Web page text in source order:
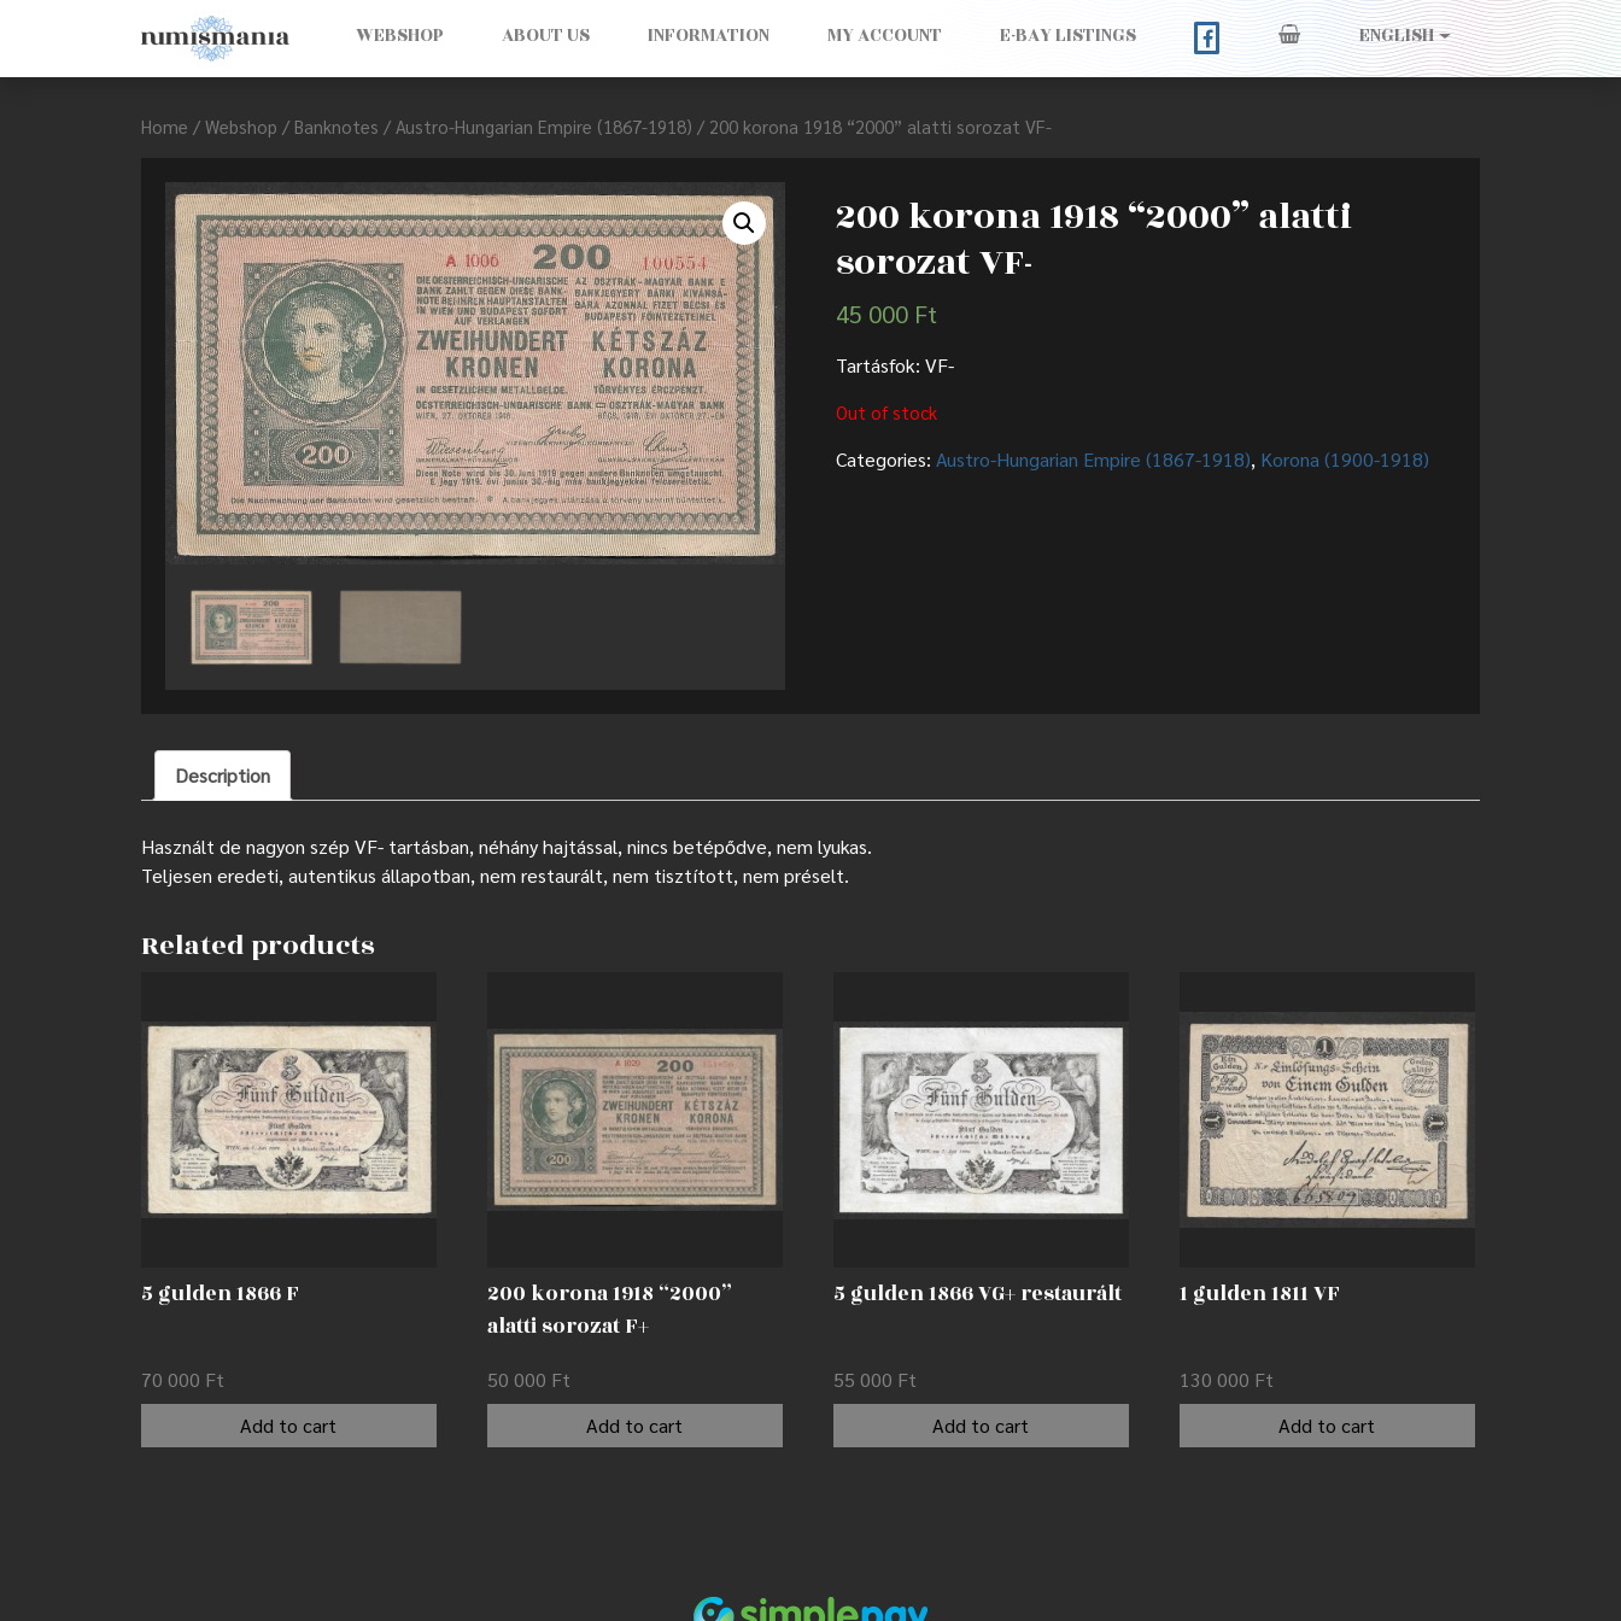
WEBSHOP ABOUT US INFORMATION MY ACCOUNT E-BAY LISTINGS ENGLISH
Home / Webshop / Banknotes / Austro-Hungarian Empire (1867-1918) / 200 korona 1918 “2000” alatti sorozat VF-
200 korona 1918 “2000” alatti
sorozat VF-
45 000 Ft
Tartásfok: VF-
Out of stock
Categories:Austro-Hungarian Empire (1867-1918), Korona (1900-1918)
Description
Használt de nagyon szép VF- tartásban, néhány hajtással, nincs betépődve, nem lyukas.
Teljesen eredeti, autentikus állapotban, nem restaurált, nem tisztított, nem préselt.
Related products
5 gulden 1866 F
70 000 Ft
Add to cart
200 korona 1918 “2000”
alatti sorozat F+
50 000 Ft
Add to cart
5 gulden 1866 VG+ restaurált
55 000 Ft
Add to cart
1 gulden 1811 VF
130 000 Ft
Add to cart